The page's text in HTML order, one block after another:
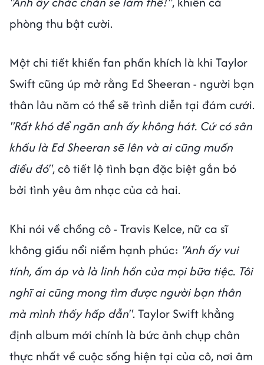
phòng thu bật cười.
Một chi tiết khiến fan phấn khích là khi Taylor
Swift cũng úp mở rằng Ed Sheeran - người bạn
thân lâu năm có thể sẽ trình diễn tại đám cưới.
"Rất khó để ngăn anh ấy không hát. Cứ có sân
khấu là Ed Sheeran sẽ lên và ai cũng muốn
điều đó", cô tiết lộ tình bạn đặc biệt gắn bó
bởi tình yêu âm nhạc của cả hai.
Khi nói về chồng cô - Travis Kelce, nữ ca sĩ
không giấu nổi niềm hạnh phúc: "Anh ấy vui
tính, ấm áp và là linh hồn của mọi bữa tiệc. Tôi
nghĩ ai cũng mong tìm được người bạn thân
mà mình thấy hấp dẫn". Taylor Swift khẳng
định album mới chính là bức ảnh chụp chân
thực nhất về cuộc sống hiện tại của cô, nơi âm